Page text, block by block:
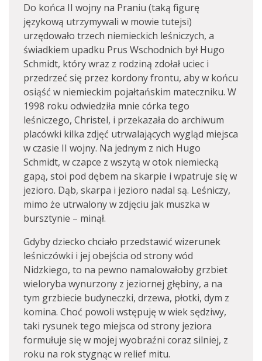
Do końca II wojny na Praniu (taką figurę
językową utrzymywali w mowie tutejsi)
urzędowało trzech niemieckich leśniczych, a
świadkiem upadku Prus Wschodnich był Hugo
Schmidt, który wraz z rodziną zdołał uciec i
przedrzeć się przez kordony frontu, aby w końcu
osiąść w niemieckim pojałtańskim mateczniku. W
1998 roku odwiedziła mnie córka tego
leśniczego, Christel, i przekazała do archiwum
placówki kilka zdjęć utrwalających wygląd miejsca
w czasie II wojny. Na jednym z nich Hugo
Schmidt, w czapce z wszytą w otok niemiecką
gapą, stoi pod dębem na skarpie i wpatruje się w
jezioro. Dąb, skarpa i jezioro nadal są. Leśniczy,
mimo że utrwalony w zdjęciu jak muszka w
bursztynie – minął.
Gdyby dziecko chciało przedstawić wizerunek
leśniczówki i jej obejścia od strony wód
Nidzkiego, to na pewno namalowałoby grzbiet
wieloryba wynurzony z jeziornej głębiny, a na
tym grzbiecie budyneczki, drzewa, płotki, dym z
komina. Choć powoli wstępuję w wiek sędziwy,
taki rysunek tego miejsca od strony jeziora
formułuje się w mojej wyobraźni coraz silniej, z
roku na rok stygnąc w relief mitu.